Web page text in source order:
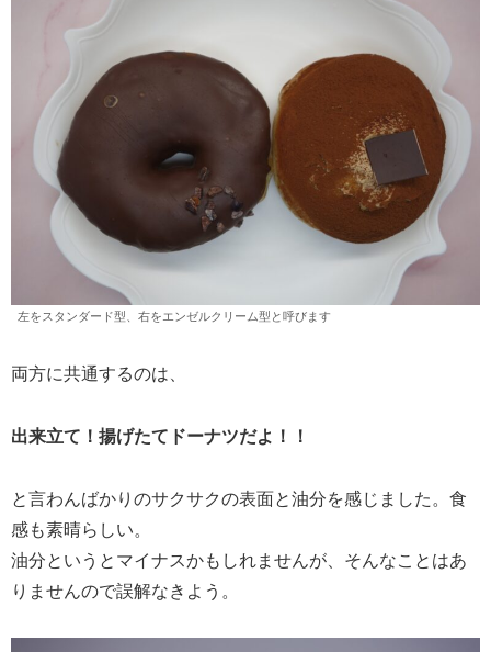
左をスタンダード型、右をエンゼルクリーム型と呼びます
両方に共通するのは、
出来立て！揚げたてドーナツだよ！！
と言わんばかりのサクサクの表面と油分を感じました。食
感も素晴らしい。
油分というとマイナスかもしれませんが、そんなことはあ
りませんので誤解なきよう。